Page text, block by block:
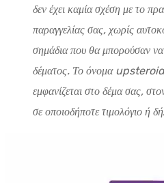
δεν έχει καμία σχέση με το
παραγγελίας σας, χωρίς
σημάδια που θα μπορούσαν
δέματος. Το όνομα
εμφανίζεται στο δέμα σας,
σε οποιοδήποτε τιμολόγιο ή